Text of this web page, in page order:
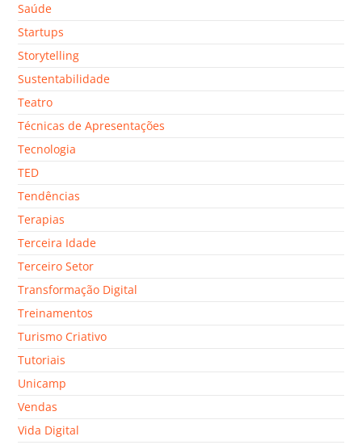
Saúde
Startups
Storytelling
Sustentabilidade
Teatro
Técnicas de Apresentações
Tecnologia
TED
Tendências
Terapias
Terceira Idade
Terceiro Setor
Transformação Digital
Treinamentos
Turismo Criativo
Tutoriais
Unicamp
Vendas
Vida Digital